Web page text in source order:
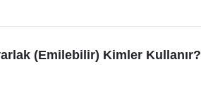
(Emilebilir) Kimler Kullanır?